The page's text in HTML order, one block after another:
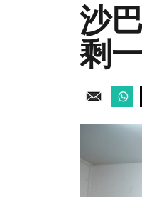
沙
剩